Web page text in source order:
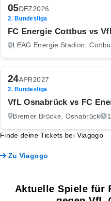
05 DEZ2026
2. Bundesliga
FC Energie Cottbus vs
LEAG Energie Stadion,
24APR2027
2. Bundesliga
VfL Osnabrück vs FC
Bremer Brücke, Osnabrück
Finde deine Tickets bei Viagogo
Zu Viagogo
Aktuelle Spiele für